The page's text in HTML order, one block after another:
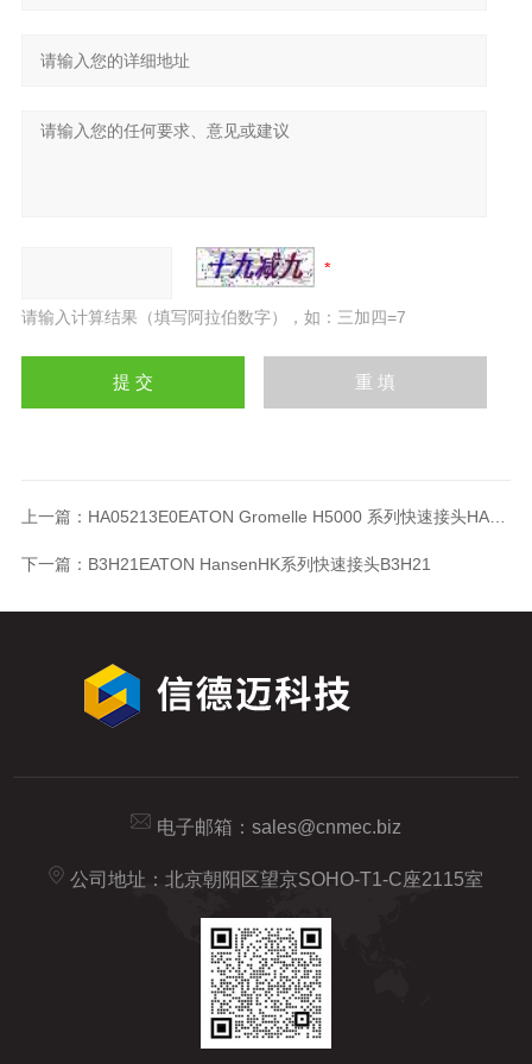
请输入计算结果（填写阿拉伯数字），如：三加四=7
上一篇： HA05213E0EATON Gromelle H5000 系列快速接头HA05213E0
下一篇： B3H21EATON HansenHK系列快速接头B3H21
电子邮箱： sales@cnmec.biz
公司地址：北京朝阳区望京SOHO-T1-C座2115室